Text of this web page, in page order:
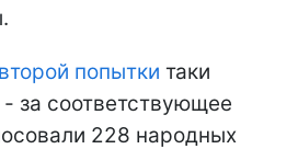
попытки таки
за соответствующее
228 народных